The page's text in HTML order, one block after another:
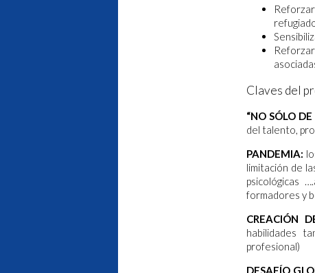
Claves del
“NO SÓLO
del talento,
PANDEMIA:
limitación de
psicológicas
formadores y
CREACIÓN
habilidades
profesional)
DESAFÍO